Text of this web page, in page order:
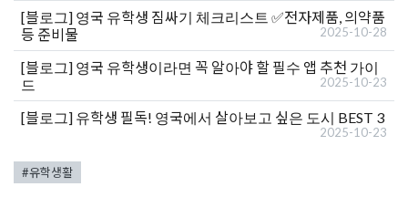
[블로그] 영국 유학생 짐싸기 체크리스트 ✅전자제품, 의약품
등 준비물
2025-10-28
[블로그] 영국 유학생이라면 꼭 알아야 할 필수 앱 추천 가이
드
2025-10-23
[블로그] 유학생 필독! 영국에서 살아보고 싶은 도시 BEST 3
2025-10-23
#유학생활